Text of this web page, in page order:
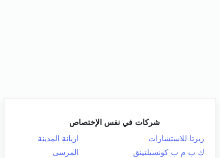
شركات في نفس الإختصاص
زيرتا للاستشارات
اريانة المدينة
ك ب م ب كونسيلتينق
المرسى